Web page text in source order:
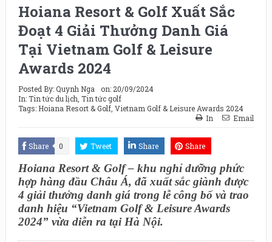
Hoiana Resort & Golf Xuất Sắc
Đoạt 4 Giải Thưởng Danh Giá
Tại Vietnam Golf & Leisure
Awards 2024
Posted By:Quynh Nga on: 20/09/2024
In:Tin tức du lịch Tin tức golf
Tags: Hoiana Resort & Golf, Vietnam Golf & Leisure Awards 2024
In
Email
Share 0 Tweet Share Share
Hoiana Resort & Golf – khu nghỉ dưỡng phức
hợp hàng đầu Châu Á, đã xuất sắc giành được
4 giải thưởng danh giá trong lễ công bố và trao
danh hiệu “Vietnam Golf & Leisure Awards
2024” vừa diễn ra tại Hà Nội.